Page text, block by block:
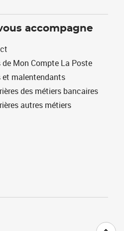
accompagne
Mon Compte La Poste
et malentendants
des métiers bancaires
autres métiers